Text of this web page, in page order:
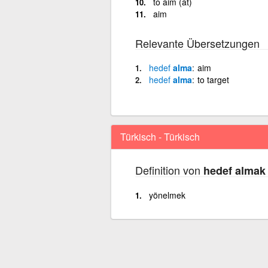
aim
Relevante Übersetzungen
hedefalma aim
hedefalma to target
Türkisch - Türkisch
Definition von hedef almak
yönelmek